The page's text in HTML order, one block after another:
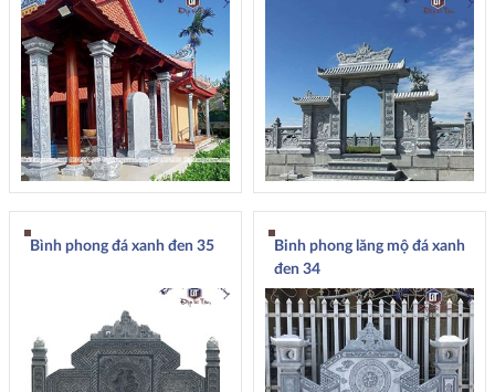
Bình phong đá xanh đen 35
Binh phong lăng mộ đá xanh
đen 34